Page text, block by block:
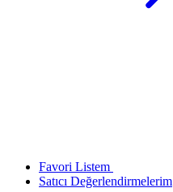
Favori Listem
Satıcı Değerlendirmelerim